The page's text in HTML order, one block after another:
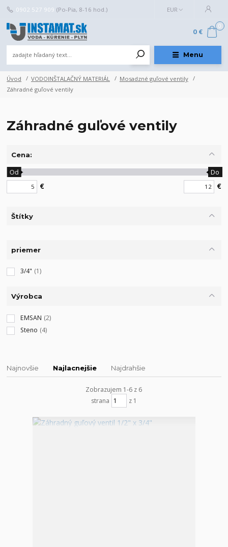
Menu
EUR
0902 527 909 (Po-Pia, 8-16 hod.)
0
0 €
Úvod VODOINŠTALAČNÝ MATERIÁL
Mosadzné guľové ventily
Záhradné guľové ventily
Záhradné guľové ventily
Cena:
€
Od Do
€
Štítky
priemer
3/4" (1)
Výrobca
EMSAN (2)
Steno (4)
Najnovšie Najlacnejšie Najdrahšie
Zobrazujem 1-6 z 6
strana
z 1